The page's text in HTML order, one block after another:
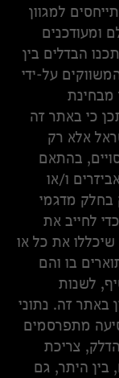
למגוון
ומעודכנים
הבדלים בין
על-ידי
מבחינת
כי באתר זה
אלא רק
בהתאם
ו/או
בחלק מדגמי
לחייב את
את כל או
בו והם
לשנות
באתר זה. נתוני
מתפרסמים
צריכת
בין היתר, גם